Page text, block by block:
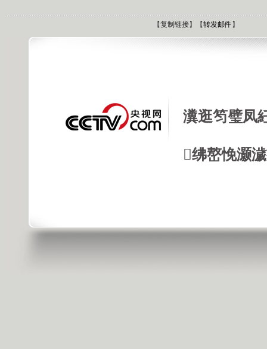
【复制链接】【转发邮件 】
瀵逛笉璧凤
绋嶅悗灏